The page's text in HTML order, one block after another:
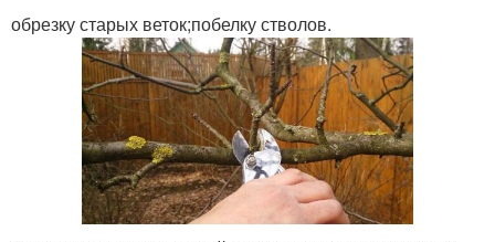
обрезку старых веток;побелку стволов.